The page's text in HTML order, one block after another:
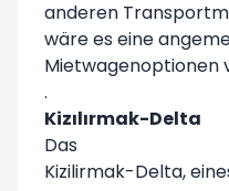
anderen
wäre es eine
Mietwagenoptionen
.
Kizılırmak-Delta
Das
Kizilirmak-Delta,